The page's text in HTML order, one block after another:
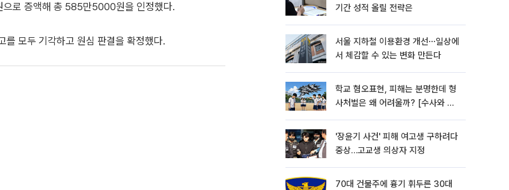
으로 증액해 총 585만5000원을 인정했다.
를 모두 기각하고 원심 판결을 확정했다.
기간 성적 올릴 전략은
서울 지하철 이용환경 개선⋯일상에
서 체감할 수 있는 변화 만든다
학교 혐오표현, 피해는 분명한데 형
사처벌은 왜 어려울까? [수사와 재
'장윤기 사건' 피해 여고생 구하려다
중상…고교생 의상자 지정
70대 건물주에 흉기 휘두른 30대